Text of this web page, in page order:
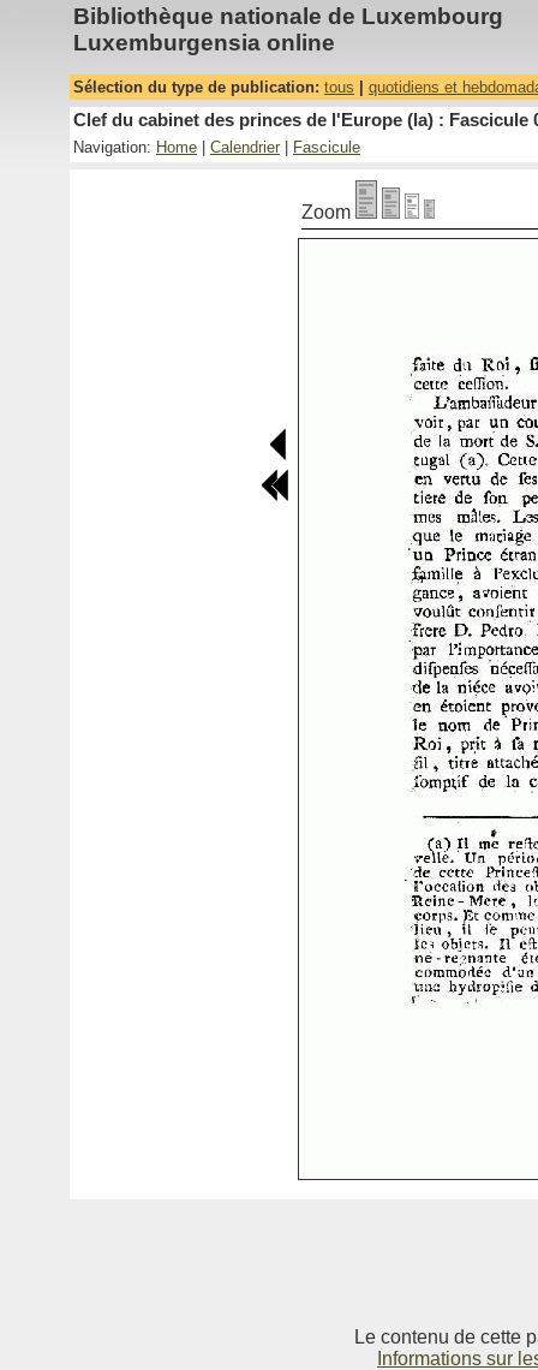
Bibliothèque nationale de Luxembourg
Luxemburgensia online
Sélection du type de publication: tous quotidiens et
Clef du cabinet des princes de l'Europe (la) : Fascicule
Navigation: Home Calendrier Fascicule
Zoom
Le contenu de cette
Informations sur